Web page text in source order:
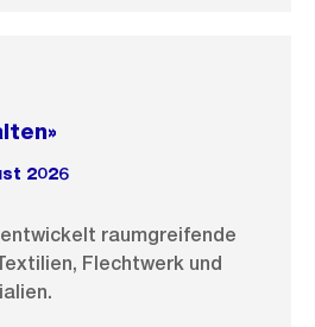
2026
raumgreifende
Flechtwerk und